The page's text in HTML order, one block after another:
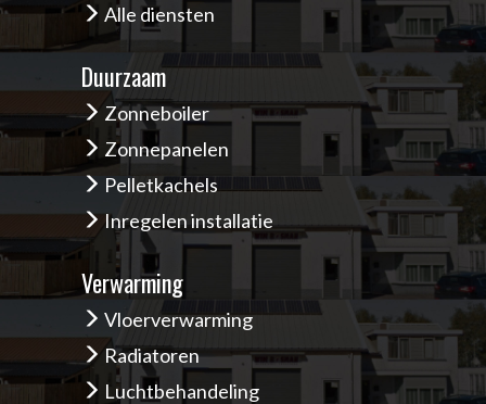
Alle diensten
Duurzaam
Zonneboiler
Zonnepanelen
Pelletkachels
Inregelen installatie
Verwarming
Vloerverwarming
Radiatoren
Luchtbehandeling